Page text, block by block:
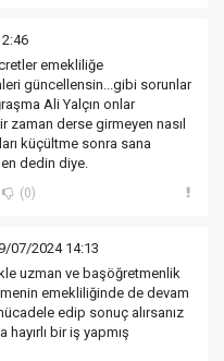
emekliliğe
güncellensin...gibi sorunlar
Ali Yalçın onlar
zaman derse girmeyen nasıl
küçültme sonra sana
dedin diye.
(0)
07/2024 14:13
uzman ve başöğretmenlik
emekliliğinde de devam
edip sonuç alırsanız
bir iş yapmış